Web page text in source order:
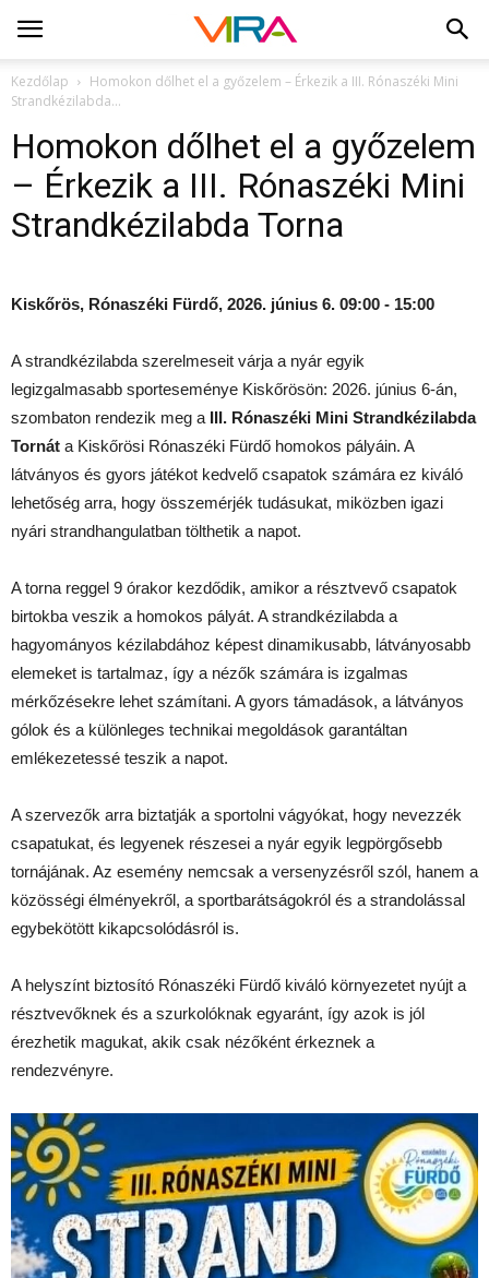
Kezdőlap
Homokon dőlhet el a győzelem – Érkezik a III. Rónaszéki Mini
Strandkézilabda...
Homokon dőlhet el a győzelem
– Érkezik a III. Rónaszéki Mini
Strandkézilabda Torna
Kiskőrös, Rónaszéki Fürdő, 2026. június 6. 09:00 - 15:00
A strandkézilabda szerelmeseit várja a nyár egyik
legizgalmasabb sporteseménye Kiskőrösön: 2026. június 6-án,
szombaton rendezik meg a III. Rónaszéki Mini Strandkézilabda
Tornát a Kiskőrösi Rónaszéki Fürdő homokos pályáin. A
látványos és gyors játékot kedvelő csapatok számára ez kiváló
lehetőség arra, hogy összemérjék tudásukat, miközben igazi
nyári strandhangulatban tölthetik a napot.
A torna reggel 9 órakor kezdődik, amikor a résztvevő csapatok
birtokba veszik a homokos pályát. A strandkézilabda a
hagyományos kézilabdához képest dinamikusabb, látványosabb
elemeket is tartalmaz, így a nézők számára is izgalmas
mérkőzésekre lehet számítani. A gyors támadások, a látványos
gólok és a különleges technikai megoldások garantáltan
emlékezetessé teszik a napot.
A szervezők arra biztatják a sportolni vágyókat, hogy nevezzék
csapatukat, és legyenek részesei a nyár egyik legpörgősebb
tornájának. Az esemény nemcsak a versenyzésről szól, hanem a
közösségi élményekről, a sportbarátságokról és a strandolással
egybekötött kikapcsolódásról is.
A helyszínt biztosító Rónaszéki Fürdő kiváló környezetet nyújt a
résztvevőknek és a szurkolóknak egyaránt, így azok is jól
érezhetik magukat, akik csak nézőként érkeznek a
rendezvényre.